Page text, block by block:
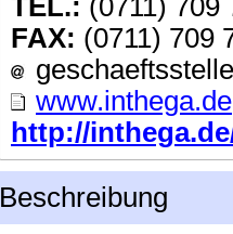
TEL.: (0711) 709
FAX: (0711) 709
www.inthega.de
http://
Beschreibung